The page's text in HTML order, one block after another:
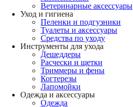
Ветеринарные аксессуары
Уход и гигиена
Пеленки и подгузники
Туалеты и аксессуары
Средства по уходу
Инструменты для ухода
Дешеддеры
Расчески и щетки
Триммеры и фены
Когтерезы
Лапомойки
Одежда и аксессуары
Одежда